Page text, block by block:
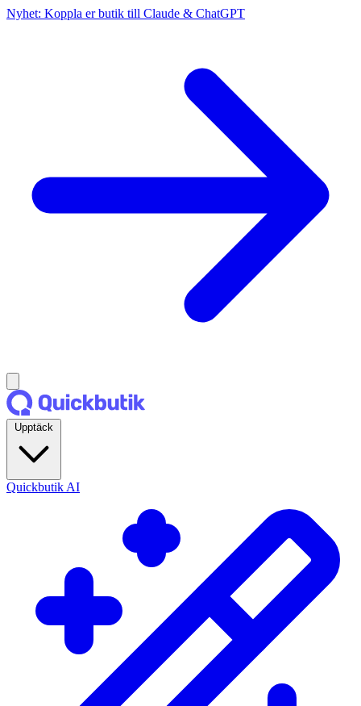
Nyhet: Koppla er butik till Claude & ChatGPT
Quickbutik AI